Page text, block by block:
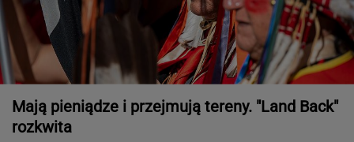
Mają pieniądze i przejmują tereny. "Land Back"
rozkwita